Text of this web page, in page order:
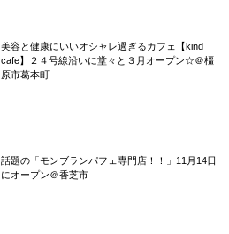
美容と健康にいいオシャレ過ぎるカフェ【kind
cafe】２４号線沿いに堂々と３月オープン☆＠橿
原市葛本町
話題の「モンブランパフェ専門店！！」11月14日
にオープン＠香芝市